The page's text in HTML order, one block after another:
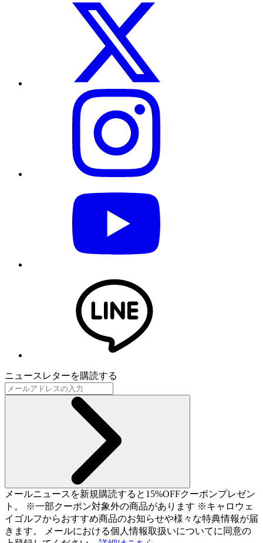
ニュースレターを購読する
メールニュースを新規購読すると15%OFFクーポンプレゼン
ト。 ※一部クーポン対象外の商品があります ※キャロウェ
イゴルフからおすすめ商品のお知らせや様々な特典情報が届
きます。 メールにおける個人情報取扱いについてに同意の